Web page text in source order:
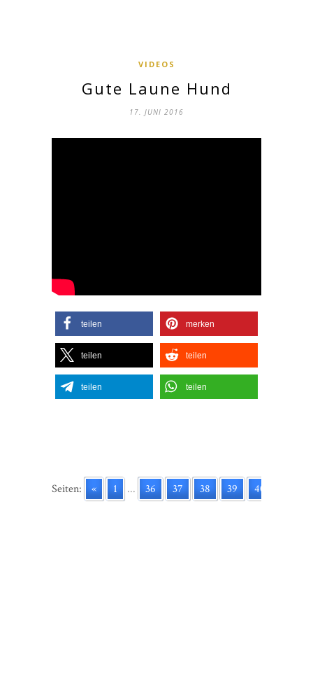
VIDEOS
Gute Laune Hund
17. JUNI 2016
teilen merken
teilen teilen
teilen teilen
Seiten: « 1 ... 36 37 38 39 40